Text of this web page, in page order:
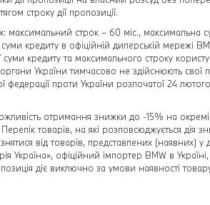
строку дії пропозиції.
строк – 60 міс., максимальна
кредиту в офіційній дилерській
кредиту та максимального строку
України тимчасово не здійснюють
федерації проти України розпочатої 24
отримання знижки до -15% на окремі
товарів, на які розповсюджується
від товарів, представлених
Україна», офіційний імпортер BMW в
діє виключно за умови наявності